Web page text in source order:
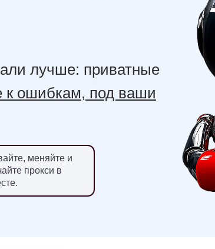
лучше: приватные
к ошибкам, под ваши
меняйте и
прокси в